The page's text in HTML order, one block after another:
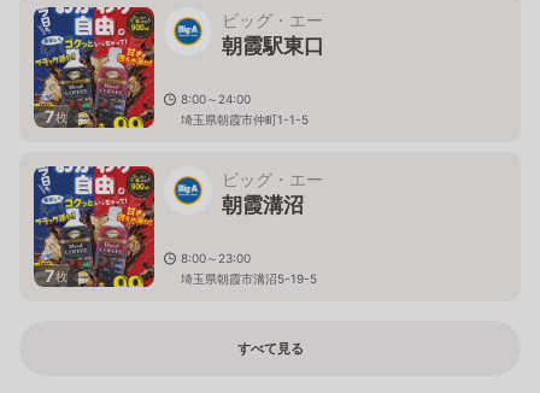
7枚
ビッグ・エー
朝霞駅東口
8:00～24:00
埼玉県朝霞市仲町1-1-5
7枚
ビッグ・エー
朝霞溝沼
8:00～23:00
埼玉県朝霞市溝沼5-19-5
すべて見る